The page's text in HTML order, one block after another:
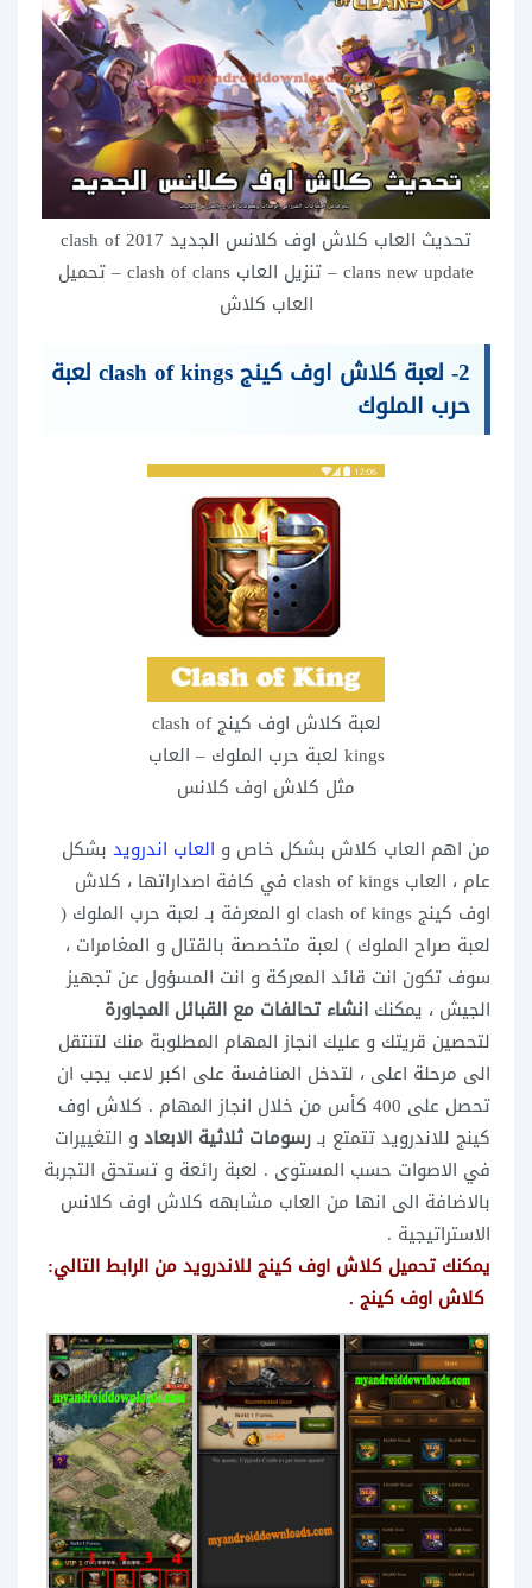
تحديث العاب كلاش اوف كلانس الجديد 2017 clash of
clans new update – تنزيل العاب clash of clans – تحميل
العاب كلاش
2- لعبة كلاش اوف كينج clash of kings لعبة
حرب الملوك
لعبة كلاش اوف كينج clash of
kings لعبة حرب الملوك – العاب
مثل كلاش اوف كلانس
من اهم العاب كلاش بشكل خاص و العاب اندرويد بشكل
عام ، العاب clash of kings في كافة اصداراتها ،
كلاش
اوف كينج clash of kings
او المعرفة بـ لعبة حرب الملوك (
لعبة صراح الملوك ) لعبة متخصصة بالقتال و المغامرات ،
سوف تكون انت قائد المعركة و انت المسؤول عن تجهيز
الجيش ، يمكنك انشاء تحالفات مع القبائل المجاورة
لتحصين قريتك و عليك انجاز المهام المطلوبة منك لتنتقل
الى مرحلة اعلى ، لتدخل المنافسة على اكبر لاعب يجب ان
تحصل على 400 كأس من خلال انجاز المهام . كلاش اوف
كينج للاندرويد تتمتع بـرسومات ثلاثية الابعادو التغييرات
في الاصوات حسب المستوى . لعبة رائعة و تستحق التجربة
بالاضافة الى انها من العاب مشابهه كلاش اوف كلانس
الاستراتيجية .
يمكنك تحميل كلاش اوف كينج للاندرويد من الرابط التالي:
كلاش اوف كينج .